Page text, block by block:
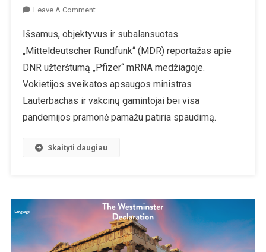
Leave A CommentOn
Užterštumas:
Vokietijos
Valstybinės
Reportažas
Apie
Skiepų
Išsamus, objektyvus ir subalansuotas
„Mitteldeutscher Rundfunk“ (MDR) reportažas apie
DNR užterštumą „Pfizer“ mRNA medžiagoje.
Vokietijos sveikatos apsaugos ministras
Lauterbachas ir vakcinų gamintojai bei visa
pandemijos pramonė pamažu patiria spaudimą.
Skaityti daugiau